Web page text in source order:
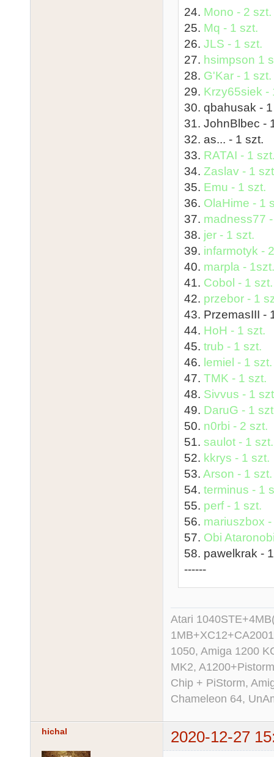
24. Mono - 2 szt.
25. Mq - 1 szt.
26. JLS - 1 szt.
27. hsimpson 1
28. G'Kar - 1 szt.
29. Krzy65siek -
30. qbahusak -
31. JohnBlbec -
32. as... - 1 szt.
33. RATAI - 1
34. Zaslav - 1
35. Emu - 1 szt.
36. OlaHime - 1
37. madness77
38. jer - 1 szt.
39. infarmotyk -
40. marpla - 1szt.
41. Cobol - 1 szt.
42. przebor - 1
43. PrzemasIII -
44. HoH - 1 szt.
45. trub - 1 szt.
46. lemiel - 1 szt.
47. TMK - 1 szt.
48. Sivvus - 1
49. DaruG - 1
50. n0rbi - 2 szt.
51. saulot - 1 szt.
52. kkrys - 1 szt.
53. Arson - 1 szt.
54. terminus - 1
55. perf - 1 szt.
56. mariuszbox
57. Obi
58. pawelkrak -
------
Atari
1050, Amiga 1200
MK2,
Chip + PiStorm,
Chameleon 64,
hichal 2020-12-27